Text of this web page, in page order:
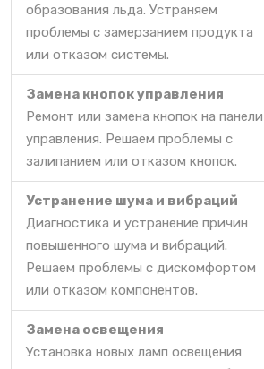
образования льда. Устраняем
проблемы с замерзанием продукта
или отказом системы.
Замена кнопок управления
Ремонт или замена кнопок на панели
управления. Решаем проблемы с
залипанием или отказом кнопок.
Устранение шума и вибраций
Диагностика и устранение причин
повышенного шума и вибраций.
Решаем проблемы с дискомфортом
или отказом компонентов.
Замена освещения
Установка новых ламп освещения